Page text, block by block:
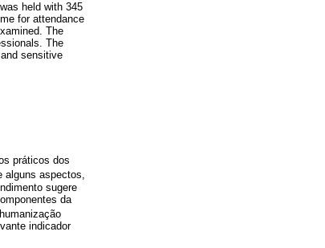
held with 345
for attendance
The
The
sensitive
práticos dos
alguns aspectos,
sugere
da
indicador